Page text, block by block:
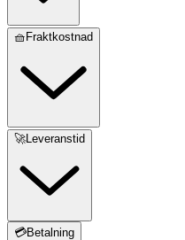
🧺Fraktkostnad
🚀Leveranstid
💳Betalning